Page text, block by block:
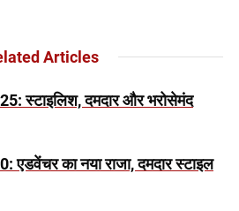
Articles
स्टाइलिश, दमदार और भरोसेमंद
का नया राजा, दमदार स्टाइल